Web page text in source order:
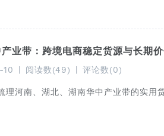
业带：跨境电商稳定货源与长期
阅读数(49) 评论数(0)
理河南、湖北、湖南华中产业带的实用